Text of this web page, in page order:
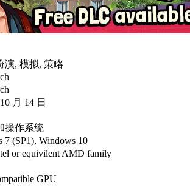
演, 模拟, 策略
月 14 日
操作系统
(SP1), Windows 10
or equivilent AMD family
GPU